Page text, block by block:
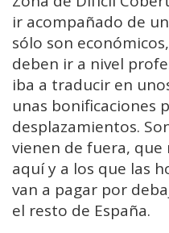
ir acompañado de
sólo son
deben ir a nivel
iba a traducir en
unas bonificaciones
desplazamientos.
vienen de fuera, que
aquí y a los que las
van a pagar por
el resto de España.